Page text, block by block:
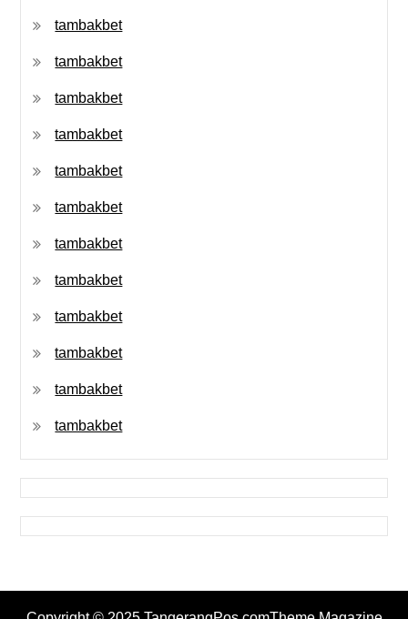
tambakbet
tambakbet
tambakbet
tambakbet
tambakbet
tambakbet
tambakbet
tambakbet
tambakbet
tambakbet
tambakbet
tambakbet